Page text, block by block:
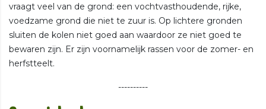
vraagt veel van de grond: een vochtvasthoudende, rijke,
voedzame grond die niet te zuur is. Op lichtere gronden
sluiten de kolen niet goed aan waardoor ze niet goed te
bewaren zijn. Er zijn voornamelijk rassen voor de zomer- en
herfstteelt.
----------